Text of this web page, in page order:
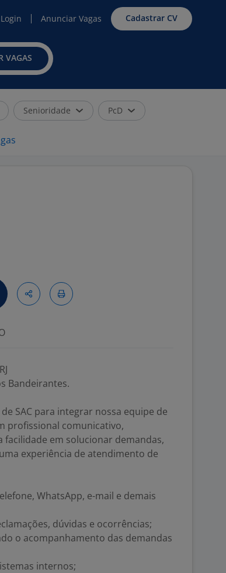
Login Anunciar Vagas Cadastrar CV
VAGAS
Senioridade PcD
Bandeirantes.
SAC para integrar nossa equipe de
profissional comunicativo,
em solucionar demandas,
experiência de atendimento de
WhatsApp, e-mail e demais
dúvidas e ocorrências;
o acompanhamento das demandas
internos;